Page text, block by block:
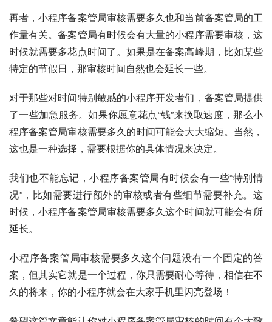
再者，小程序备案管局审核需要多久也和当前备案管局的工
作量有关。备案管局有时候会有大量的小程序需要审核，这
时候就需要多花点时间了。如果是在备案高峰期，比如某些
特定的节假日，那审核时间自然也会延长一些。
对于那些对时间特别敏感的小程序开发者们，备案管局提供
了一些加急服务。如果你愿意花点“钱”来换取速度，那么小
程序备案管局审核需要多久的时间可能会大大缩短。当然，
这也是一种选择，需要根据你的具体情况来决定。
我们也不能忘记，小程序备案管局有时候会有一些“特别情
况”，比如需要进行额外的审核或者有些细节需要补充。这
时候，小程序备案管局审核需要多久这个时间就可能会有所
延长。
小程序备案管局审核需要多久这个问题没有一个固定的答
案，但其实它就是一个过程，你只需要耐心等待，相信在不
久的将来，你的小程序就会在大家手机里闪亮登场！